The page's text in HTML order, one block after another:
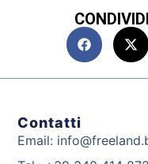
Contatti
Email: